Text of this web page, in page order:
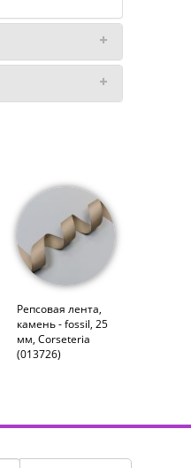
Репсовая лента,
камень - fossil, 25
мм, Corseteria
(013726)